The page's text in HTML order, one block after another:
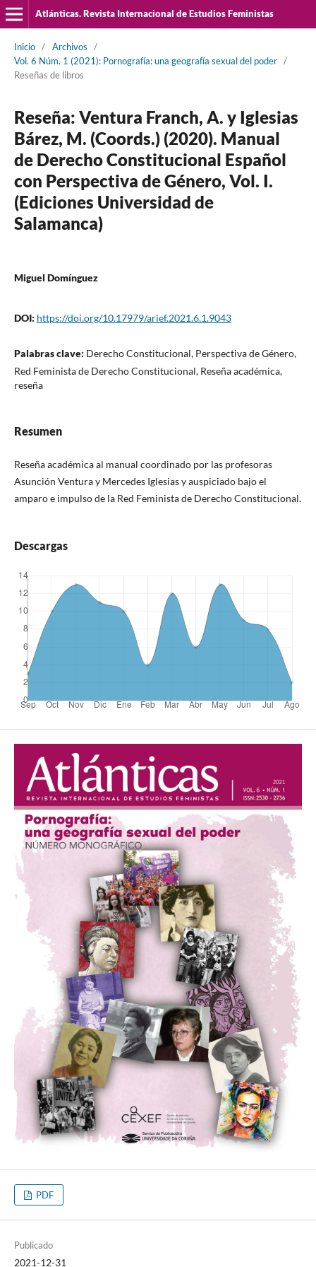
Atlánticas. Revista Internacional de Estudios Feministas
Inicio / Archivos
/
Vol. 6 Núm. 1 (2021): Pornografía: una geografía sexual del poder /
Reseñas de libros
Reseña: Ventura Franch, A. y Iglesias
Bárez, M. (Coords.) (2020). Manual
de Derecho Constitucional Español
con Perspectiva de Género, Vol. I.
(Ediciones Universidad de
Salamanca)
Miguel Domínguez
DOI: https://doi.org/10.17979/arief.2021.6.1.9043
Palabras clave: Derecho Constitucional, Perspectiva de Género,
Red Feminista de Derecho Constitucional, Reseña académica,
reseña
Resumen
Reseña académica al manual coordinado por las profesoras
Asunción Ventura y Mercedes Iglesias y auspiciado bajo el
amparo e impulso de la Red Feminista de Derecho Constitucional.
Descargas
PDF
Publicado
2021-12-31